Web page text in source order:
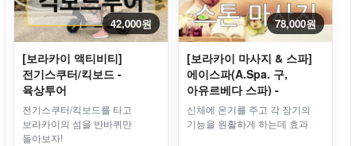
42,000원
[보라카이 액티비티]
전기스쿠터/킥보드 -
육상투어
전기스쿠터/킥보드를 타고
보라카이의 섬을 반바퀴만
돌아보자!
78,000원
[보라카이 마사지 & 스파]
에이스파(A.Spa. 구,
아유르베다 스파) -
스톤마사지
신체에 온기를 주고 각 장기의
기능을 원활하게 하는데 효과